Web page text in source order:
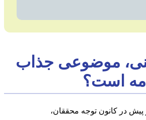
موضوعی جذاب
است؟
پیش در کانون توجه محققان،